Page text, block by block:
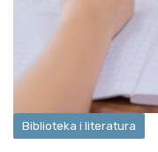
Biblioteka i literatura